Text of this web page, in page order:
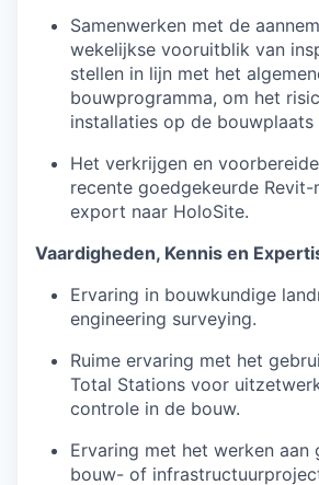
Samenwerken met de
wekelijkse vooruitblik van
stellen in lijn met het
bouwprogramma, om het
installaties op de bouwplaats
Het verkrijgen en
recente goedgekeurde
export naar HoloSite.
Vaardigheden, Kennis en
Ervaring in bouwkundige
engineering surveying.
Ruime ervaring met het
Total Stations voor
controle in de bouw.
Ervaring met het werken aan
bouw- of